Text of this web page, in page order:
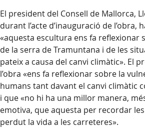
El president del Consell de Mallorca,
durant l’acte d’inauguració de l’obra,
«aquesta escultura ens fa reflexionar
de la serra de Tramuntana i de les
pateix a causa del canvi climàtic». El
l’obra «ens fa reflexionar sobre la
humans tant davant el canvi climàtic
i que «no hi ha una millor manera,
emotiva, que aquesta per recordar
perdut la vida a les carreteres».